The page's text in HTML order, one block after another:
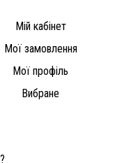
Мій кабінет
Мої замовлення
Мої профіль
Вибране